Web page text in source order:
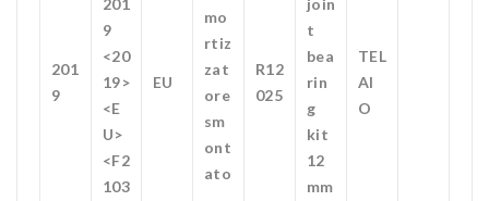
201
9
9
<20
19>
<E
U>
<F2
103
EU
mo
rtiz
zat
ore
sm
ont
ato
R12
025
t
bea
rin
g
kit
12
mm
TEL
AI
O